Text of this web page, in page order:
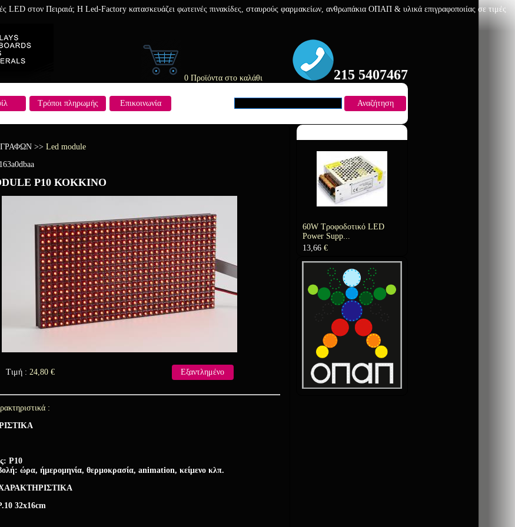
LED στον Πειραιά; Η Led-Factory κατασκευάζει φωτεινές πινακίδες, σταυρούς φαρμακείων, ανθρωπάκια ΟΠΑΠ & υλικά επιγραφοποιίας σε τιμές
0 Προϊόντα στο καλάθι 215 5407467
Τρόποι πληρωμής Επικοινωνία Αναζήτηση
>> Led module
P10 ΚΟΚΚΙΝΟ
Τιμή : 24,80 € Εξαντλημένο
:
Ρ10
ώρα, ήμερομηνία, θερμοκρασία, animation, κείμενο κλπ.
32x16cm
60W Τροφοδοτικό LED
Power Supp...
13,66 €